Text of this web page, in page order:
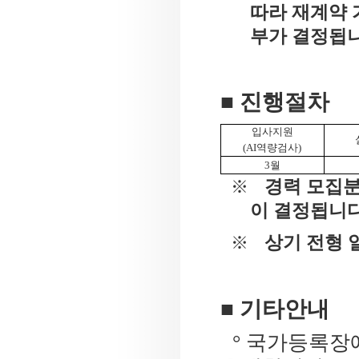
따라 재계약
부가 결정됩
■ 진행절차
입사지원
(AI역량검사)
3월
※
경력 모집
이 결정됩니
※ 상기 전형
■ 기타안내
° 국가등록